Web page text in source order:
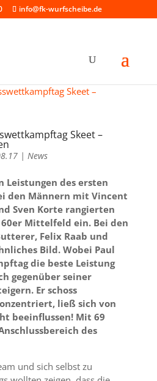
info@fk-wurfscheibe.de
Skeet –
| News
Leistungen des ersten
den Männern mit Vincent
Sven Korte rangierten
Mittelfeld ein. Bei den
Felix Raab und
Bild. Wobei Paul
die beste Leistung
gegenüber seiner
Er schoss
ließ sich von
beeinflussen! Mit 69
des
und sich selbst zu